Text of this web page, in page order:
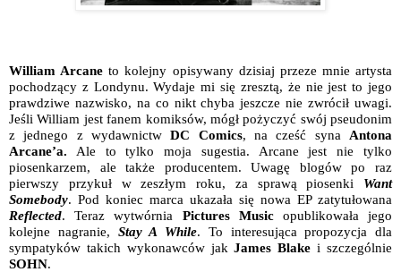
William Arcane to kolejny opisywany dzisiaj przeze mnie artysta
pochodzący z Londynu. Wydaje mi się zresztą, że nie jest to jego
prawdziwe nazwisko, na co nikt chyba jeszcze nie zwrócił uwagi.
Jeśli William jest fanem komiksów, mógł pożyczyć swój pseudonim
z jednego z wydawnictwDC Comics, na cześć syna Antona
Arcane’a. Ale to tylko moja sugestia. Arcane jest nie tylko
piosenkarzem, ale także producentem. Uwagę blogów po raz
pierwszy przykuł w zeszłym roku, za sprawą piosenki Want
Somebody. Pod koniec marca ukazała się nowa EP zatytułowana
Reflected. Teraz wytwórnia Pictures Musicopublikowała jego
kolejne nagranie, Stay A While. To interesująca propozycja dla
sympatyków takich wykonawców jakJames Blake i szczególnie
SOHN.